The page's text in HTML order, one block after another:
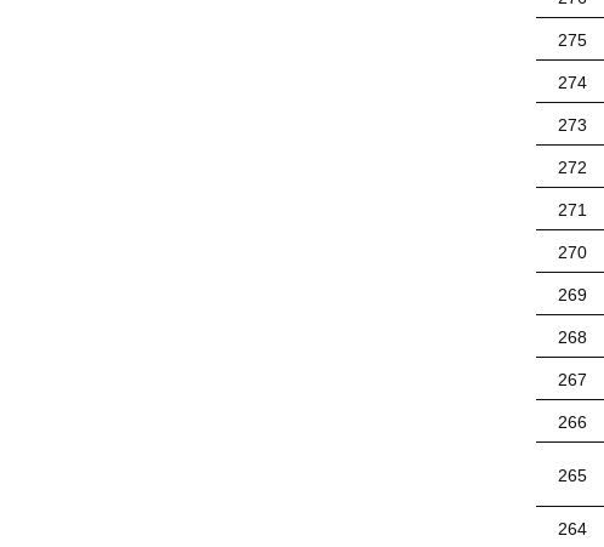
275
274
273
272
271
270
269
268
267
266
265
264